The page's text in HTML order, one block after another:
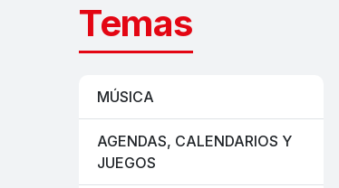
Temas
MÚSICA
AGENDAS, CALENDARIOS Y
JUEGOS